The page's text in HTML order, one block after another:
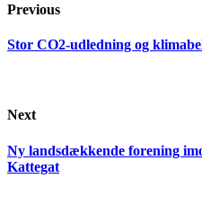
Previous
Stor CO2-udledning og
Next
Ny landsdækkende forening
Kattegat